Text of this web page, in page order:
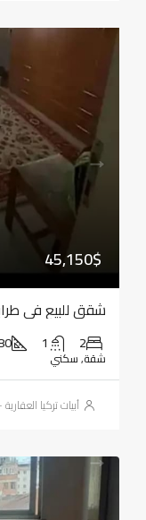
45,150$
شقق للبيع في
2
1
80
شقة, سكني
أبيات تركيا